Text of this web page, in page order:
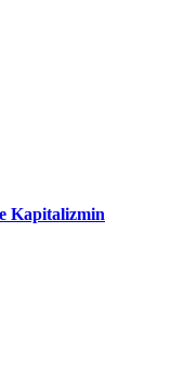
Kapitalizmin